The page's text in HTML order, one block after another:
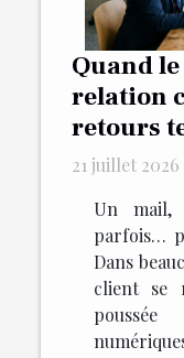
Quand
relation
retours
21 juillet 2026
Un mail,
parfois…
Dans
client se